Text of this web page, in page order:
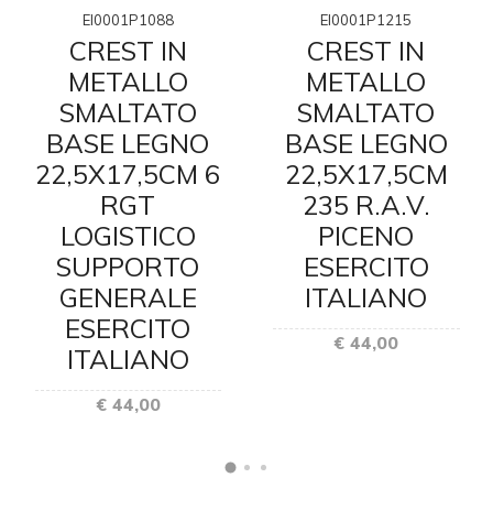
EI0001P1088
CREST IN
METALLO
SMALTATO
BASE LEGNO
22,5X17,5CM 6
RGT
LOGISTICO
SUPPORTO
GENERALE
ESERCITO
ITALIANO
€ 44,00
EI0001P1215
CREST IN
METALLO
SMALTATO
BASE LEGNO
22,5X17,5CM
235 R.A.V.
PICENO
ESERCITO
ITALIANO
€ 44,00